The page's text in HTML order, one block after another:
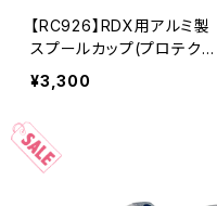
【RC926】RDX用アルミ製
スプールカップ(プロテクタ
ー仕様)2個入り KN-RDX0
¥3,300